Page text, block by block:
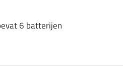
6 batterijen